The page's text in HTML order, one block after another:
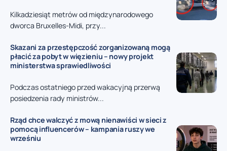
Kilkadziesiąt metrów od międzynarodowego
dworca Bruxelles-Midi, przy...
Skazani za przestępczość zorganizowaną mogą
płacić za pobyt w więzieniu – nowy projekt
ministerstwa sprawiedliwości
Podczas ostatniego przed wakacyjną przerwą
posiedzenia rady ministrów...
Rząd chce walczyć z mową nienawiści w sieci z
pomocą influencerów – kampania ruszy we
wrześniu